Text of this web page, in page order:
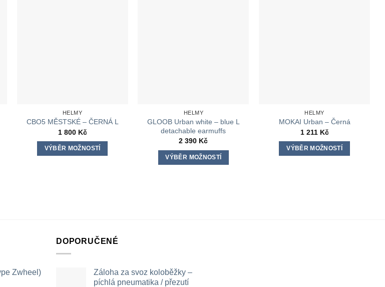
HELMY
CBO5 MĚSTSKÉ – ČERNÁ L
1 800 Kč
VÝBĚR MOŽNOSTÍ
vybrat
produktu
HELMY
GLOOB Urban white – blue L
detachable earmuffs
2 390 Kč
VÝBĚR MOŽNOSTÍ
HELMY
MOKAI Urban – Černá
1 211 Kč
VÝBĚR MOŽNOSTÍ
Zwheel)
DOPORUČENÉ
Záloha za svoz koloběžky –
píchlá pneumatika / přezutí